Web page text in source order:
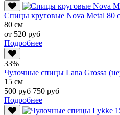
Спицы круговые Nova Metal 80
80 см
от 520 руб
Подробнее
33%
Чулочные спицы Lana Grossa
15 см
500 руб 750 руб
Подробнее